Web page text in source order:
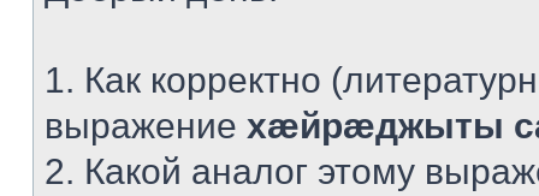
1. Как корректно
выражение хæйрæджыты
2. Какой аналог этому